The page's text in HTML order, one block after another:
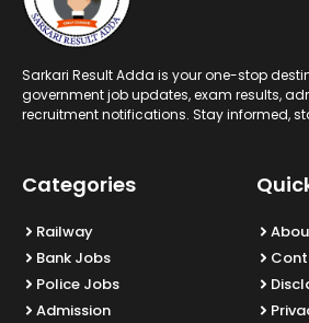
Sarkari Result Adda is your one-stop
government job updates, exam results,
recruitment notifications. Stay informed,
Categories
Railway
Bank Jobs
Police Jobs
Admission